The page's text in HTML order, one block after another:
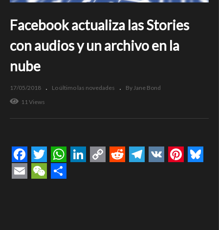
Facebook actualiza las Stories
con audios y un archivo en la
nube
17/05/2018 Lo último las novedades
By Jane Bond
11 Views
Facebook
TwitterWhatsApp